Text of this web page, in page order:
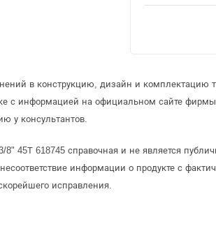
в конструкцию, дизайн и комплектацию
с информацией на официальном сайте
у консультантов.
45Т 618745 справочная и не является
информации о продукте с
исправления.